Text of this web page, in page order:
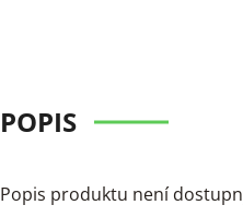
POPIS
Popis produktu není